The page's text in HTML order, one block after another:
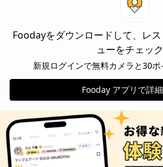
Foodayをダウンロードして、レ
ューをチェック
新規ログインで無料カメラと30ポ
Fooday アプリで詳